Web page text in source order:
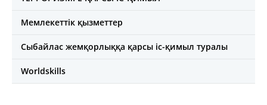
Мемлекеттік қызметтер
Сыбайлас жемқорлыққа қарсы іс-қимыл туралы
Worldskills